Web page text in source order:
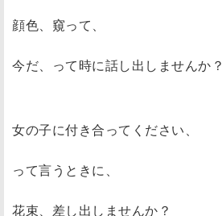
顔色、窺って、
今だ、って時に話し出しませんか？
女の子に付き合ってください、
って言うときに、
花束、差し出しませんか？